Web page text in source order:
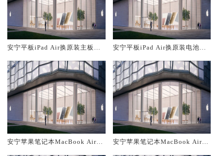
安宁平板iPad Air换原装主板维
安宁平板iPad Air换原装电池维
安宁苹果笔记本MacBook Air换
安宁苹果笔记本MacBook Air换